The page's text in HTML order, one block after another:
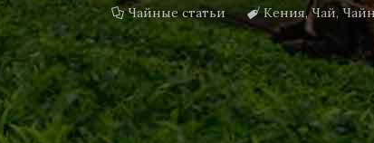
Чайные статьи Кения,Чай,